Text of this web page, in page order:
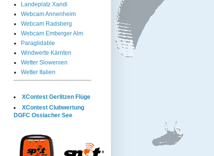
Landeplatz Xandi
Webcam Annenheim
Webcam Radsberg
Webcam Emberger Alm
Paraglidable
Windwerte Kärnten
Wetter Slowenien
Wetter Italien
XContest Gerlitzen Flüge
XContest Clubwertung
DGFC Ossiacher See